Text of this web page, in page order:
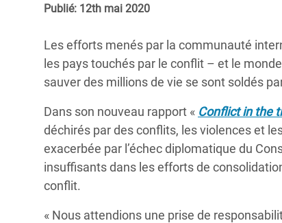
Conflits et Catastrophes
Inégalités Extrêmes et
Services Essentiels
Inequality and Rights in a
Digital Age
Gender, Rights, and Justice
#MonClimatMonAvenir
Mettons Fin à la Souffrance qui se
Derrière notre Alimentation
Les Violences Faites aux Femmes et aux
Filles, Ça Suffit !
Publié: 12th mai 2020
Les efforts menés par la communauté
les pays touchés par le conflit – et le
sauver des millions de vie se sont soldés
Dans son nouveau rapport « Conflict in the
déchirés par des conflits, les violences et
exacerbée par l’échec diplomatique du
insuffisants dans les efforts de
conflit.
« Nous attendions une prise de